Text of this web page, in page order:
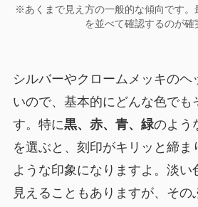
※あくまで見え方の一般的な傾向です。
を並べて確認するのが確
シルバーやクロームメッキのヘ
いので、基本的にどんな色でも
す。特に黒、赤、青、緑のよう
を選ぶと、刻印がキリッと締ま
ような印象になりますよ。淡い
見えることもありますが、その